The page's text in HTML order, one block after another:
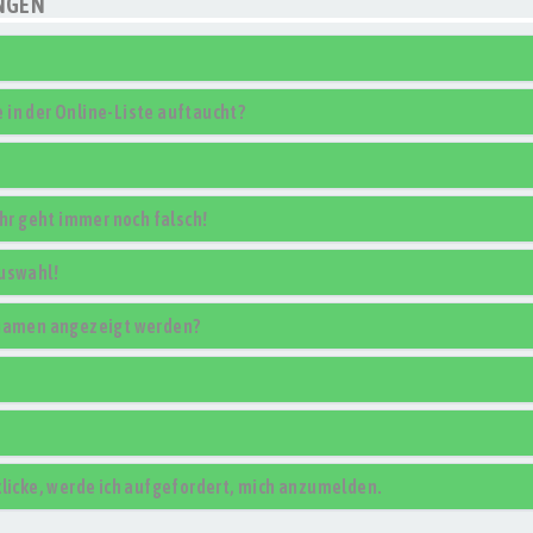
in der Online-Liste auftaucht?
geht immer noch falsch!
angezeigt werden?
werde ich aufgefordert, mich anzumelden.